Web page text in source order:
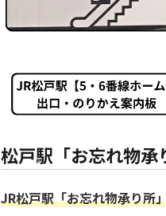
松戸駅「お忘れ物承
JR松戸駅「お忘れ物承り所